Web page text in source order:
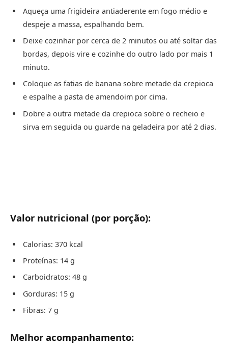
Aqueça uma frigideira antiaderente em fogo médio e
despeje a massa, espalhando bem.
Deixe cozinhar por cerca de 2 minutos ou até soltar das
bordas, depois vire e cozinhe do outro lado por mais 1
minuto.
Coloque as fatias de banana sobre metade da crepioca
e espalhe a pasta de amendoim por cima.
Dobre a outra metade da crepioca sobre o recheio e
sirva em seguida ou guarde na geladeira por até 2 dias.
Valor nutricional (por porção):
Calorias: 370 kcal
Proteínas: 14 g
Carboidratos: 48 g
Gorduras: 15 g
Fibras: 7 g
Melhor acompanhamento: